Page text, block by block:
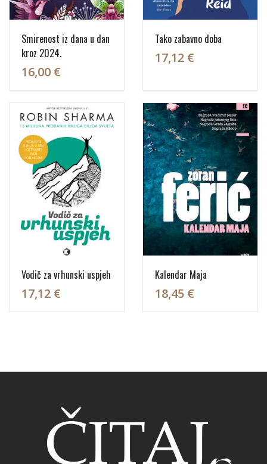
Smirenost iz dana u dan
kroz 2024.
16,00 €
Tako zabavno doba
17,12 €
Vodič za vrhunski uspjeh
17,12 €
Kalendar Maja
18,45 €